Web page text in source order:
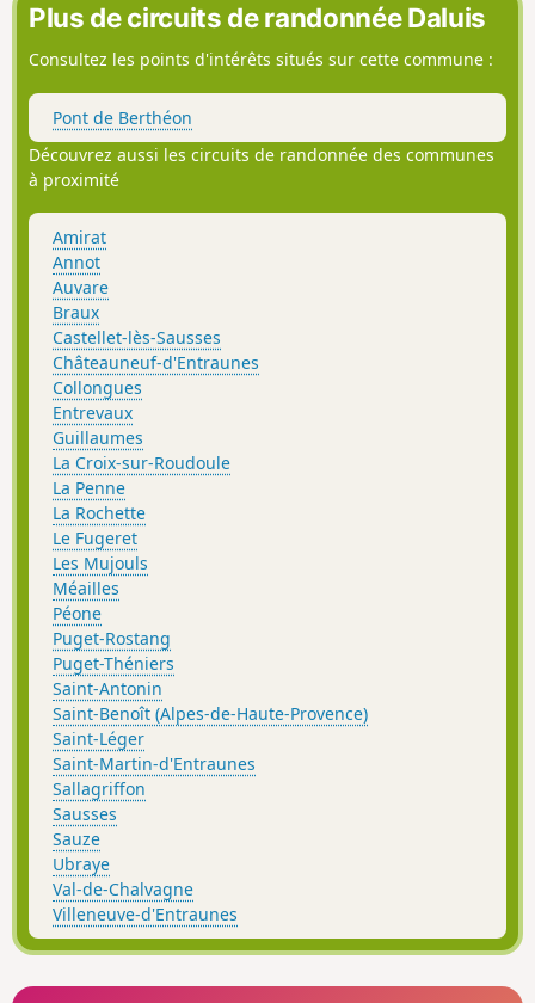
observer la station Valberg, les Deux
Mounier, la Cime Nègre, la Rocamine, ainsi
que l'énorme barrière rocheuse Sud-Ouest
Plus de circuits de randonnée Daluis
Consultez les points d'intérêts situés sur cette commune :
Pont de Berthéon
Découvrez aussi les circuits de randonnée des communes
à proximité
Amirat
Annot
Auvare
Braux
Castellet-lès-Sausses
Châteauneuf-d'Entraunes
Collongues
Entrevaux
Guillaumes
La Croix-sur-Roudoule
La Penne
La Rochette
Le Fugeret
Les Mujouls
Méailles
Péone
Puget-Rostang
Puget-Théniers
Saint-Antonin
Saint-Benoît (Alpes-de-Haute-Provence)
Saint-Léger
Saint-Martin-d'Entraunes
Sallagriffon
Sausses
Sauze
Ubraye
Val-de-Chalvagne
Villeneuve-d'Entraunes